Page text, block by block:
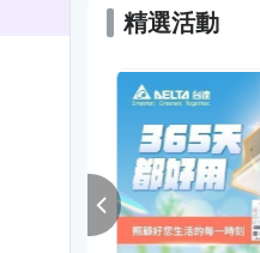
精選活動